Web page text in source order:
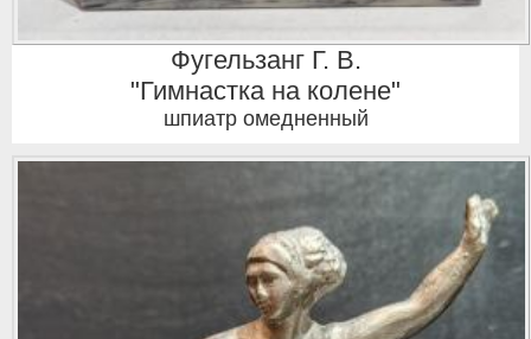
Фугельзанг Г. В.
"Гимнастка на колене"
шпиатр омедненный